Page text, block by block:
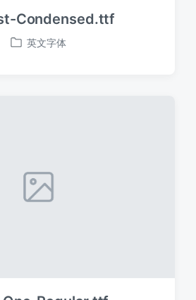
Condensed.ttf
发
英文字体